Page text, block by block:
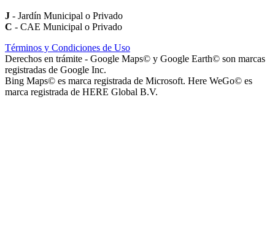
J - Jardín Municipal o Privado
C - CAE Municipal o Privado
Términos y Condiciones de Uso
Derechos en trámite - Google Maps© y Google Earth© son marcas
registradas de Google Inc.
Bing Maps© es marca registrada de Microsoft. Here WeGo© es
marca registrada de HERE Global B.V.